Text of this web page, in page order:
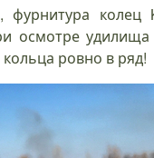
фурнитура
осмотре
кольца ровно в ряд!